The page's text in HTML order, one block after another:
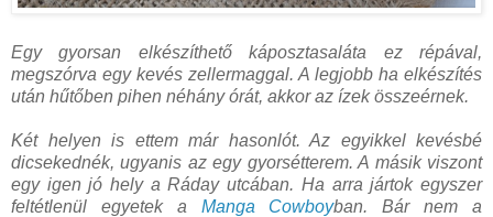
Egy gyorsan elkészíthető káposztasaláta ez répával,
megszórva egy kevés zellermaggal. A legjobb ha elkészítés
után hűtőben pihen néhány órát, akkor az ízek összeérnek.
Két helyen is ettem már hasonlót. Az egyikkel kevésbé
dicsekednék, ugyanis az egy gyorsétterem. A másik viszont
egy igen jó hely a Ráday utcában. Ha arra jártok egyszer
feltétlenül egyetek a Manga Cowboyban. Bár nem a